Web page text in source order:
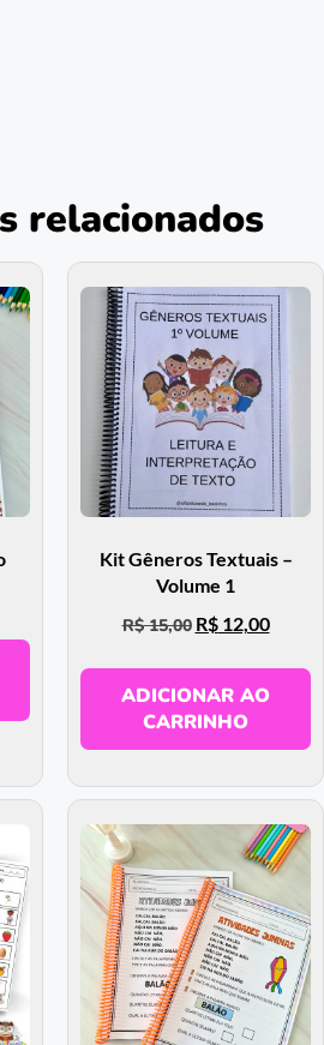
relacionados
Kit Gêneros Textuais –
Volume 1
R$15,00 R$12,00
ADICIONAR AO
CARRINHO